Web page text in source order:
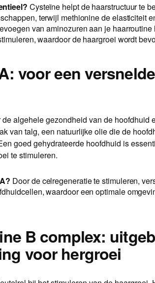
Cysteïne helpt de haarstructuur te
terwijl methionine de elasticiteit
van aminozuren aan je
waardoor de haargroei wordt
voor een versnelde
algehele gezondheid van de hoofdhuid
van talg, een natuurlijke olie die de
goed gehydrateerde hoofdhuid is
te stimuleren.
Door de celregeneratie te stimuleren,
waardoor een optimale
B complex:
voor hergroei